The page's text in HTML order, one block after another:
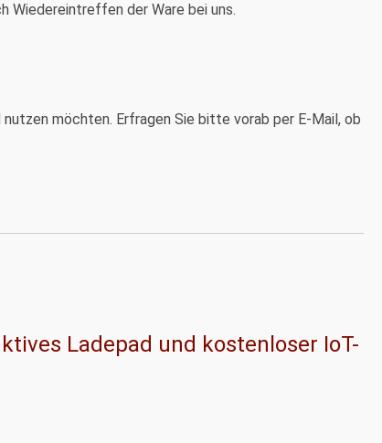
Wiedereintreffen der Ware bei uns.
möchten. Erfragen Sie bitte vorab per E-Mail, ob
Ladepad und kostenloser IoT-